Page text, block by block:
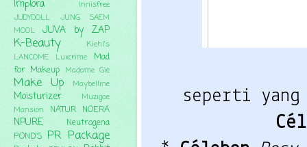
seperti
Implora
Innisfree
JUDYDOLL
JUNG SAEM
MOOL
JUVA by ZAP
K-Beauty
Kiehl's
LANCOME
Luxcrime
Mad
for Makeup Madame Gie
Make Up Maybelline
Moisturizer
Muzigae
Mansion NATUR NOERA
NPURE
Neutrogena
POND'S PR Package